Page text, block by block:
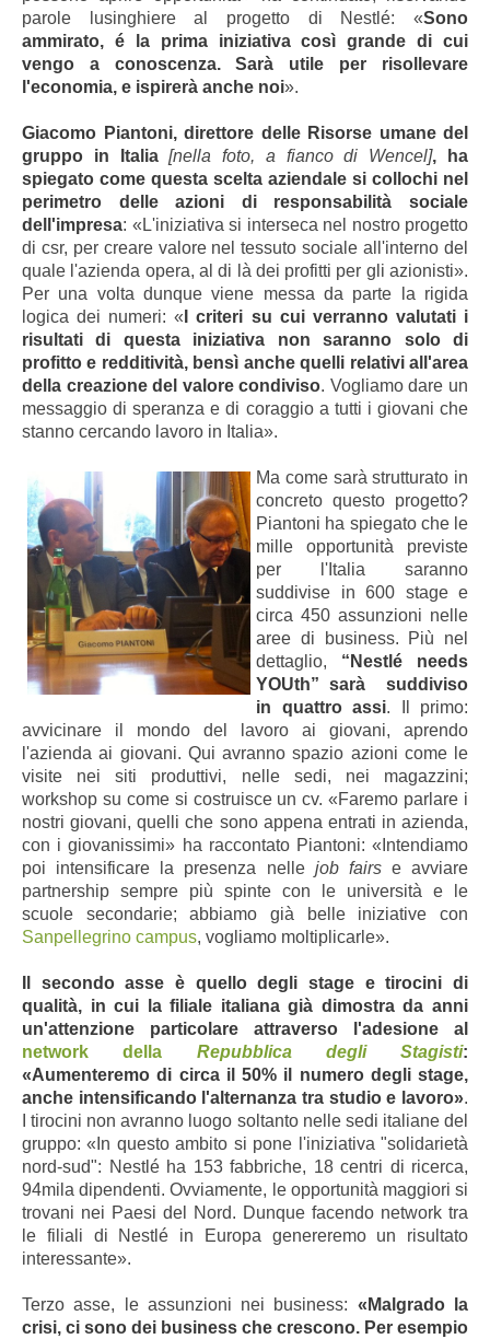
parole lusinghiere al progetto di Nestlé: «Sono
ammirato, é la prima iniziativa così grande di cui
vengo a conoscenza. Sarà utile per risollevare
l'economia, e ispirerà anche noi».
Giacomo Piantoni, direttore delle Risorse umane del
gruppo in Italia[nella foto, a fianco di Wencel], ha
spiegato come questa scelta aziendale si collochi nel
perimetro delle azioni di responsabilità sociale
dell'impresa: «L'iniziativa si interseca nel nostro progetto
di csr, per creare valore nel tessuto sociale all'interno del
quale l'azienda opera, al di là dei profitti per gli azionisti».
Per una volta dunque viene messa da parte la rigida
logica dei numeri: « I criteri su cui verranno valutati i
risultati di questa iniziativa non saranno solo di
profitto e redditività, bensì anche quelli relativi all'area
della creazione del valore condiviso. Vogliamo dare un
messaggio di speranza e di coraggio a tutti i giovani che
stanno cercando lavoro in Italia».
Ma come sarà strutturato in
concreto questo progetto?
Piantoni ha spiegato che le
mille opportunità previste
per l'Italia saranno
suddivise in 600 stage e
circa 450 assunzioni nelle
aree di business. Più nel
dettaglio, “Nestlé needs
YOUth” sarà suddiviso
in quattro assi. Il primo:
avvicinare il mondo del lavoro ai giovani, aprendo
l'azienda ai giovani. Qui avranno spazio azioni come le
visite nei siti produttivi, nelle sedi, nei magazzini;
workshop su come si costruisce un cv. «Faremo parlare i
nostri giovani, quelli che sono appena entrati in azienda,
con i giovanissimi» ha raccontato Piantoni: «Intendiamo
poi intensificare la presenza nelle job fairse avviare
partnership sempre più spinte con le università e le
scuole secondarie; abbiamo già belle iniziative con
Sanpellegrino campus, vogliamo moltiplicarle».
Il secondo asse è quello degli stage e tirocini di
qualità, in cui la filiale italiana già dimostra da anni
un'attenzione particolare attraverso l'adesione al
network della Repubblica degli Stagisti:
«Aumenteremo di circa il 50% il numero degli stage,
anche intensificando l'alternanza tra studio e lavoro».
I tirocini non avranno luogo soltanto nelle sedi italiane del
gruppo: «In questo ambito si pone l'iniziativa "solidarietà
nord-sud": Nestlé ha 153 fabbriche, 18 centri di ricerca,
94mila dipendenti. Ovviamente, le opportunità maggiori si
trovani nei Paesi del Nord. Dunque facendo network tra
le filiali di Nestlé in Europa genereremo un risultato
interessante».
Terzo asse, le assunzioni nei business: «Malgrado la
crisi, ci sono dei business che crescono. Per esempio